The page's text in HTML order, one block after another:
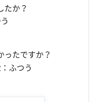
たか？
ったですか？
ふつう